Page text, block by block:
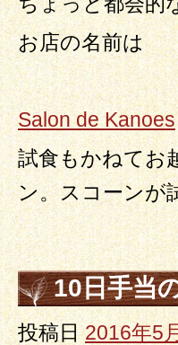
お店の名前は
Salon de Kanoes
試食もかねてお
ン。スコーンが
10日手当
投稿日 2016年5